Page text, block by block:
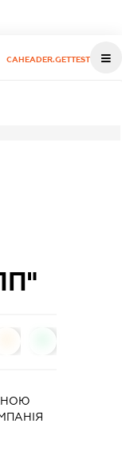
CAHEADER.GETTEST